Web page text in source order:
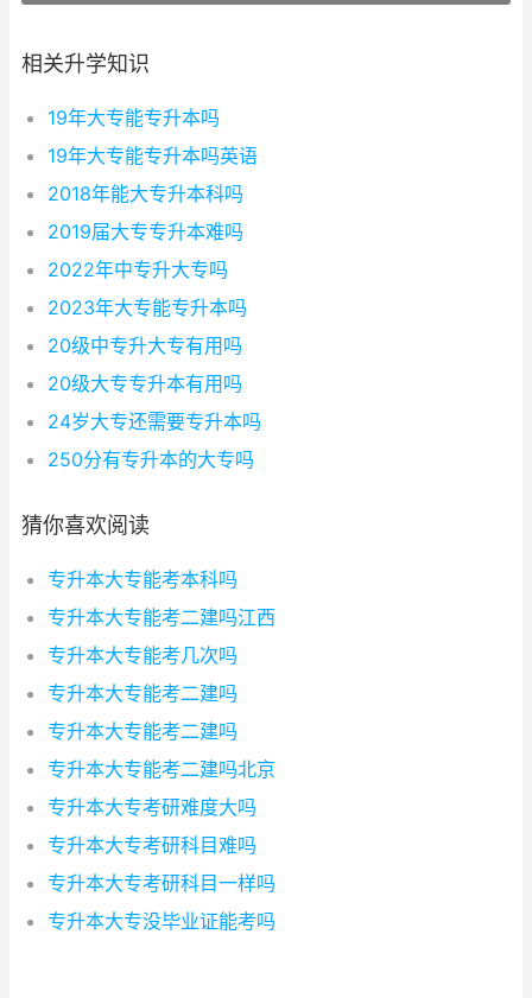
相关升学知识
19年大专能专升本吗
19年大专能专升本吗英语
2018年能大专升本科吗
2019届大专专升本难吗
2022年中专升大专吗
2023年大专能专升本吗
20级中专升大专有用吗
20级大专专升本有用吗
24岁大专还需要专升本吗
250分有专升本的大专吗
猜你喜欢阅读
专升本大专能考本科吗
专升本大专能考二建吗江西
专升本大专能考几次吗
专升本大专能考二建吗
专升本大专能考二建吗
专升本大专能考二建吗北京
专升本大专考研难度大吗
专升本大专考研科目难吗
专升本大专考研科目一样吗
专升本大专没毕业证能考吗